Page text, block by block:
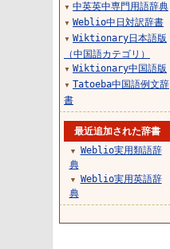
▼ 中英英中専門用語辞典
▼ Weblio中日対訳辞書
▼ Wiktionary日本語版
（中国語カテゴリ）
▼ Wiktionary中国語版
▼ Tatoeba中国語例文辞
書
最近追加された辞書
▼
Weblio実用類語辞
典
▼
Weblio実用英語辞
典